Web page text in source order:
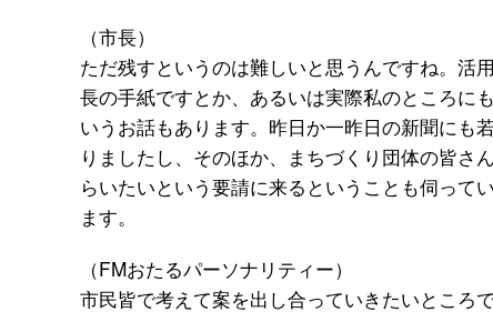
（市長）
ただ残すというのは難しいと思うんですね。活
長の手紙ですとか、あるいは実際私のところに
いうお話もあります。昨日か一昨日の新聞にも
りましたし、そのほか、まちづくり団体の皆さ
らいたいという要請に来るということも伺って
ます。
（FMおたるパーソナリティー）
市民皆で考えて案を出し合っていきたいところで